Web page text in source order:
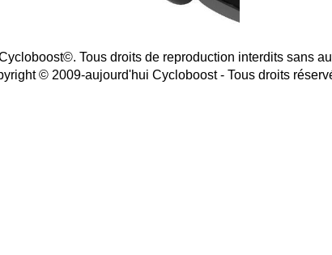
Tous droits de reproduction interdits sans
© 2009-aujourd'hui Cycloboost - Tous droits